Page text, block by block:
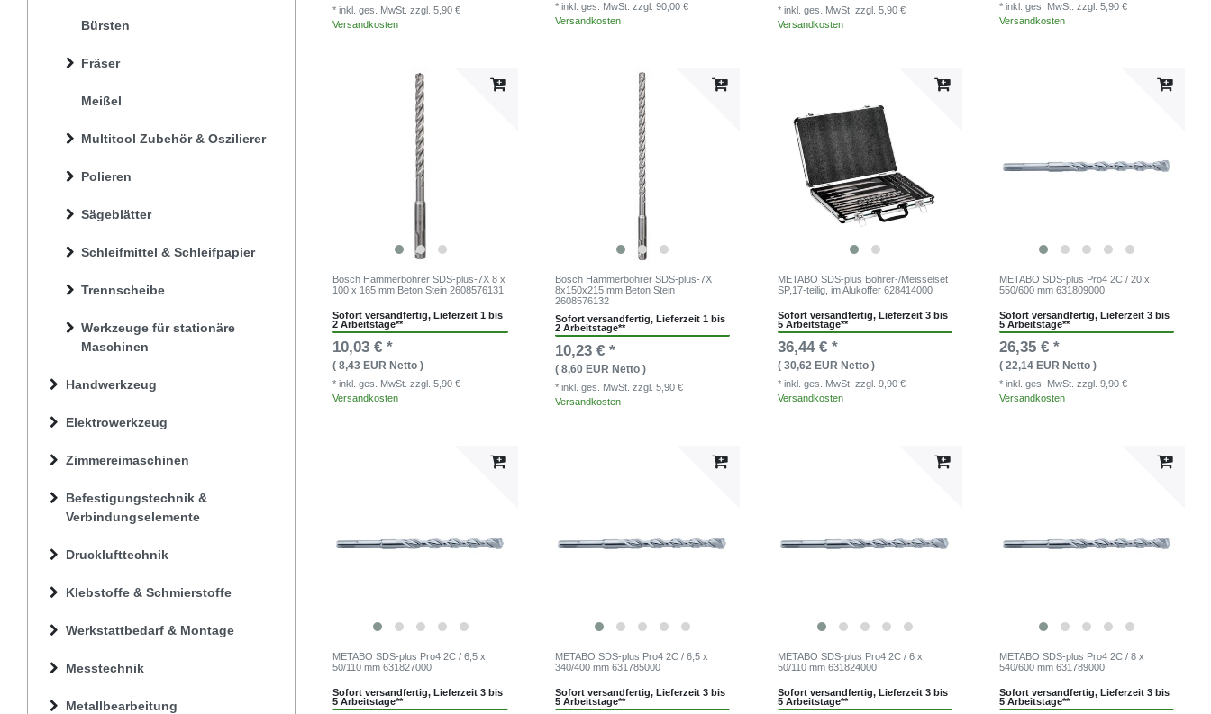
Handwerkzeug
Elektrowerkzeug
Zimmereimaschinen
Befestigungstechnik &
Verbindungselemente
Drucklufttechnik
Bürsten
Fräser
Meißel
Multitool Zubehör & Oszilierer
Polieren
Sägeblätter
Schleifmittel & Schleifpapier
Trennscheibe
Werkzeuge für stationäre
Maschinen
Klebstoffe & Schmierstoffe
Werkstattbedarf & Montage
Messtechnik
Metallbearbeitung
* inkl. ges. MwSt.zzgl. 5,90 €
Versandkosten
* inkl. ges. MwSt. zzgl. 90,00 €
Versandkosten
* inkl. ges. MwSt. zzgl. 5,90 €
Versandkosten
* inkl. ges. MwSt.zzgl. 5,90 €
Versandkosten
Bosch Hammerbohrer SDS-plus-7X 8 x
100 x 165 mm Beton Stein 2608576131
Sofort versandfertig, Lieferzeit 1 bis
2 Arbeitstage**
10,03 € *
( 8,43 EUR Netto )
* inkl. ges. MwSt.zzgl. 5,90 €
Versandkosten
Bosch Hammerbohrer SDS-plus-7X
8x150x215 mm Beton Stein
2608576132
Sofort versandfertig, Lieferzeit 1 bis
2 Arbeitstage**
10,23 € *
( 8,60 EUR Netto )
* inkl. ges. MwSt. zzgl. 5,90 €
Versandkosten
METABO SDS-plus Bohrer-/Meisselset
SP,17-teilig, im Alukoffer 628414000
Sofort versandfertig, Lieferzeit 3 bis
5 Arbeitstage**
36,44 € *
( 30,62 EUR Netto )
* inkl. ges. MwSt. zzgl. 9,90 €
Versandkosten
METABO SDS-plus Pro4 2C / 20 x
550/600 mm 631809000
Sofort versandfertig, Lieferzeit 3 bis
5 Arbeitstage**
26,35 € *
( 22,14 EUR Netto )
* inkl. ges. MwSt.zzgl. 9,90 €
Versandkosten
METABO SDS-plus Pro4 2C / 6,5 x
50/110 mm 631827000
Sofort versandfertig, Lieferzeit 3 bis
5 Arbeitstage**
METABO SDS-plus Pro4 2C / 6,5 x
340/400 mm 631785000
Sofort versandfertig, Lieferzeit 3 bis
5 Arbeitstage**
METABO SDS-plus Pro4 2C / 6 x
50/110 mm 631824000
Sofort versandfertig, Lieferzeit 3 bis
5 Arbeitstage**
METABO SDS-plus Pro4 2C / 8 x
540/600 mm 631789000
Sofort versandfertig, Lieferzeit 3 bis
5 Arbeitstage**